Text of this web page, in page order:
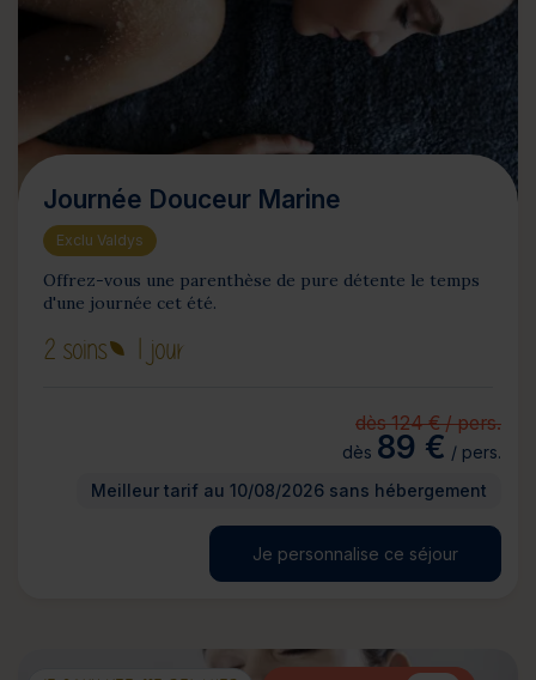
Journée Douceur Marine
Exclu Valdys
Offrez-vous une parenthèse de pure détente le temps
d'une journée cet été.
2 soins 1 jour
dès 124 € / pers.
dès 89 € / pers.
Meilleur tarif au 10/08/2026 sans hébergement
Je personnalise ce séjour